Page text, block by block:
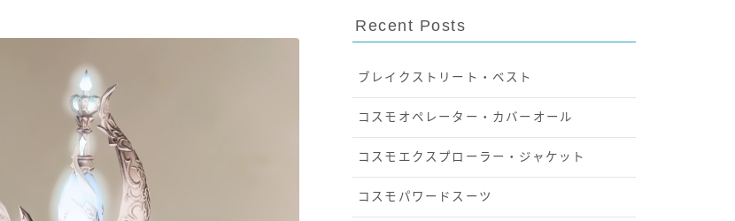
口隠し
Recent Posts
ブレイクストリート・ベスト
コスモオペレーター・カバーオール
コスモエクスプローラー・ジャケット
コスモパワードスーツ